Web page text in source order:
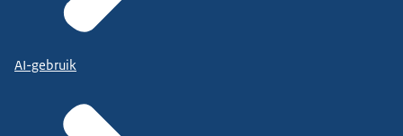
AI-gebruik